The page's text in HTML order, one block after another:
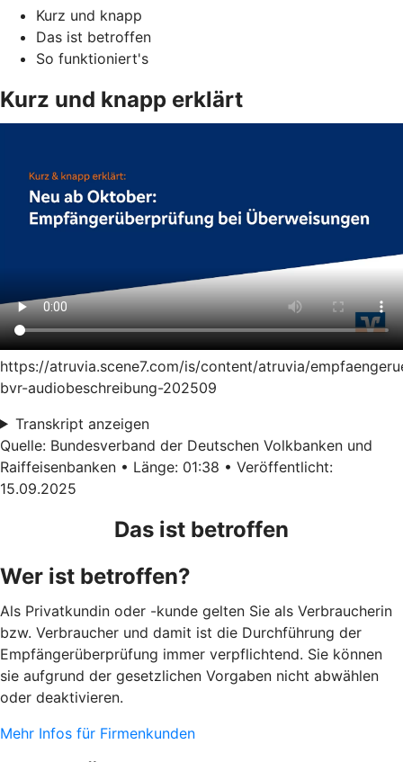
Kurz und knapp
Das ist betroffen
So funktioniert's
Kurz und knapp erklärt
https://atruvia.scene7.com/is/content/atruvia/
bvr-audiobeschreibung-202509
Transkript anzeigen
Quelle: Bundesverband der Deutschen Volkbanken und
Raiffeisenbanken • Länge: 01:38 • Veröffentlicht:
15.09.2025
Das ist betroffen
Wer ist betroffen?
Als Privatkundin oder -kunde gelten Sie als Verbraucherin
bzw. Verbraucher und damit ist die Durchführung der
Empfängerüberprüfung immer verpflichtend. Sie können
sie aufgrund der gesetzlichen Vorgaben nicht abwählen
oder deaktivieren.
Mehr Infos für Firmenkunden